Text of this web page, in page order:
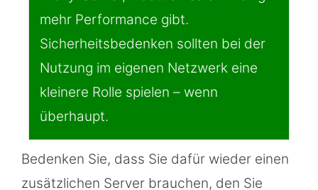
mehr Performance gibt.
Sicherheitsbedenken sollten bei der
Nutzung im eigenen Netzwerk eine
kleinere Rolle spielen – wenn
überhaupt.
Bedenken Sie, dass Sie dafür wieder einen
zusätzlichen Server brauchen, den Sie